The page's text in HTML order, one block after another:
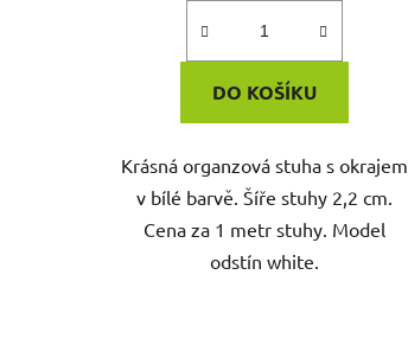
DO KOŠÍKU
Krásná organzová stuha s okrajem
v bílé barvě. Šíře stuhy 2,2 cm.
Cena za 1 metr stuhy. Model
odstín white.